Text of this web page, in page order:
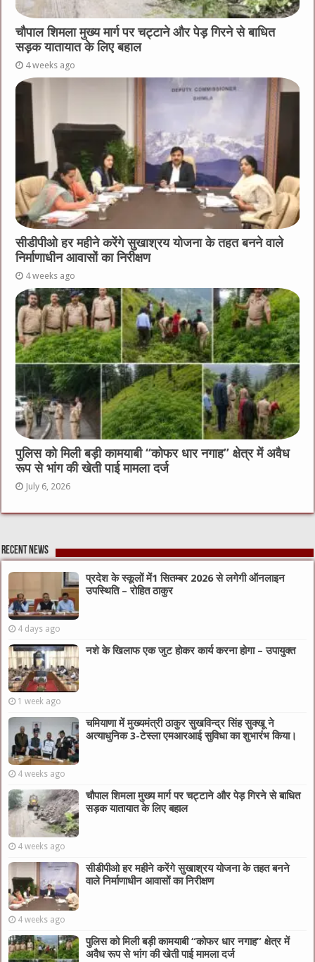
चौपाल शिमला मुख्य मार्ग पर चट्टाने और पेड़ गिरने से बाधित
सड़क यातायात के लिए बहाल
4 weeks ago
सीडीपीओ हर महीने करेंगे सुखाश्रय योजना के तहत बनने वाले
निर्माणाधीन आवासों का निरीक्षण
4 weeks ago
पुलिस को मिली बड़ी कामयाबी “कोफर धार नगाह” क्षेत्र में अवैध
रूप से भांग की खेती पाई मामला दर्ज
July 6, 2026
Recent News
प्रदेश के स्कूलों में1 सितम्बर 2026 से लगेगी ऑनलाइन
उपस्थिति – रोहित ठाकुर
4 days ago
नशे के खिलाफ एक जुट होकर कार्य करना होगा – उपायुक्त
1 week ago
चमियाणा में मुख्यमंत्री ठाकुर सुखविन्द्र सिंह सुक्खू ने
अत्याधुनिक 3-टेस्ला एमआरआई सुविधा का शुभारंभ किया।
4 weeks ago
चौपाल शिमला मुख्य मार्ग पर चट्टाने और पेड़ गिरने से बाधित
सड़क यातायात के लिए बहाल
4 weeks ago
सीडीपीओ हर महीने करेंगे सुखाश्रय योजना के तहत बनने
वाले निर्माणाधीन आवासों का निरीक्षण
4 weeks ago
पुलिस को मिली बड़ी कामयाबी “कोफर धार नगाह” क्षेत्र में
अवैध रूप से भांग की खेती पाई मामला दर्ज